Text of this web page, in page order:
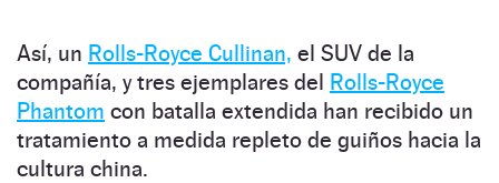
Así, un Rolls-Royce Cullinan, el SUV de la
compañía, y tres ejemplares del Rolls-Royce
Phantom con batalla extendida han recibido un
tratamiento a medida repleto de guiños hacia la
cultura china.